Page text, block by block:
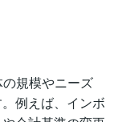
規模やニーズ
例えば、インボ